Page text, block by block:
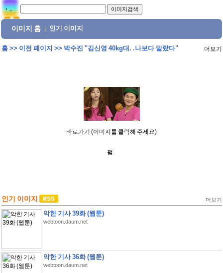
이미지 홈 인기 이미지
홈>> 이전 페이지 >> 박수진 "김신영 40kg대. .나보다 말랐다" 더보기
바로가기 (이미지를 클릭해 주세요)
펌:
인기 이미지 더보기
악한 기사 39화 (웹툰)
webtoon.daum.net
악한 기사 36화 (웹툰)
webtoon.daum.net